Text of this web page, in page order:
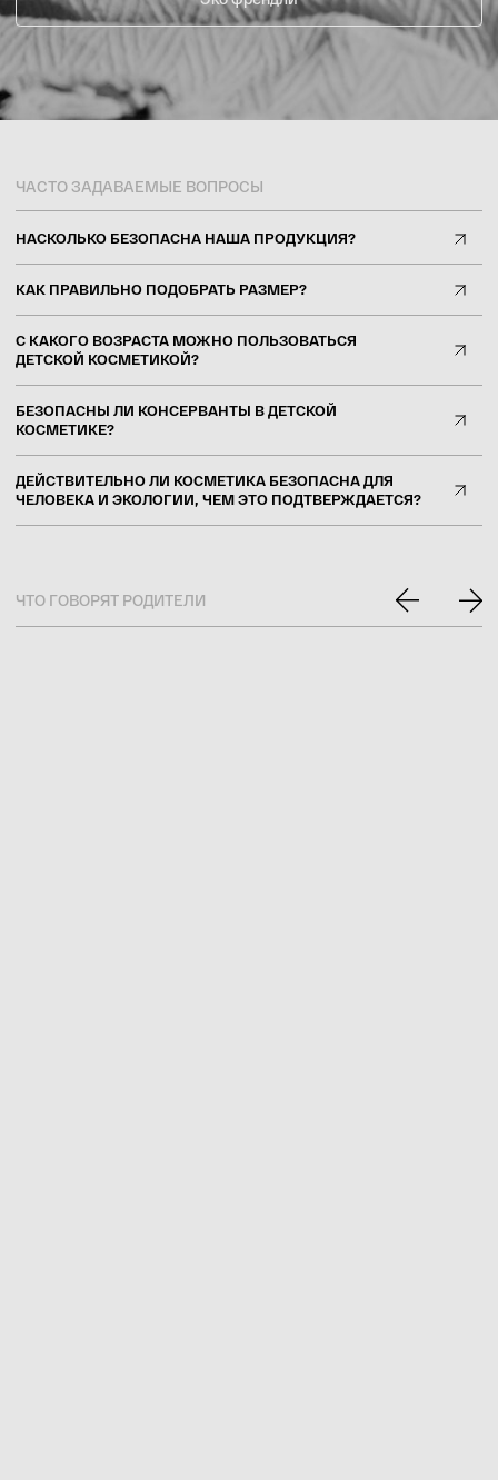
НАСКОЛЬКО БЕЗОПАСНА НАША ПРОДУКЦИЯ?
КАК ПРАВИЛЬНО ПОДОБРАТЬ РАЗМЕР?
С КАКОГО ВОЗРАСТА МОЖНО ПОЛЬЗОВАТЬСЯ
ДЕТСКОЙ КОСМЕТИКОЙ?
БЕЗОПАСНЫ ЛИ КОНСЕРВАНТЫ В ДЕТСКОЙ
КОСМЕТИКЕ?
ДЕЙСТВИТЕЛЬНО ЛИ КОСМЕТИКА БЕЗОПАСНА ДЛЯ
ЧЕЛОВЕКА И ЭКОЛОГИИ, ЧЕМ ЭТО ПОДТВЕРЖДАЕТСЯ?